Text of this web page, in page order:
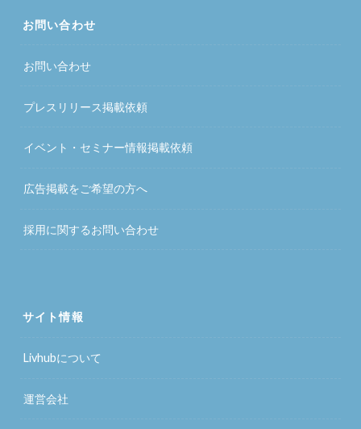
お問い合わせ
お問い合わせ
プレスリリース掲載依頼
イベント・セミナー情報掲載依頼
広告掲載をご希望の方へ
採用に関するお問い合わせ
サイト情報
Livhubについて
運営会社